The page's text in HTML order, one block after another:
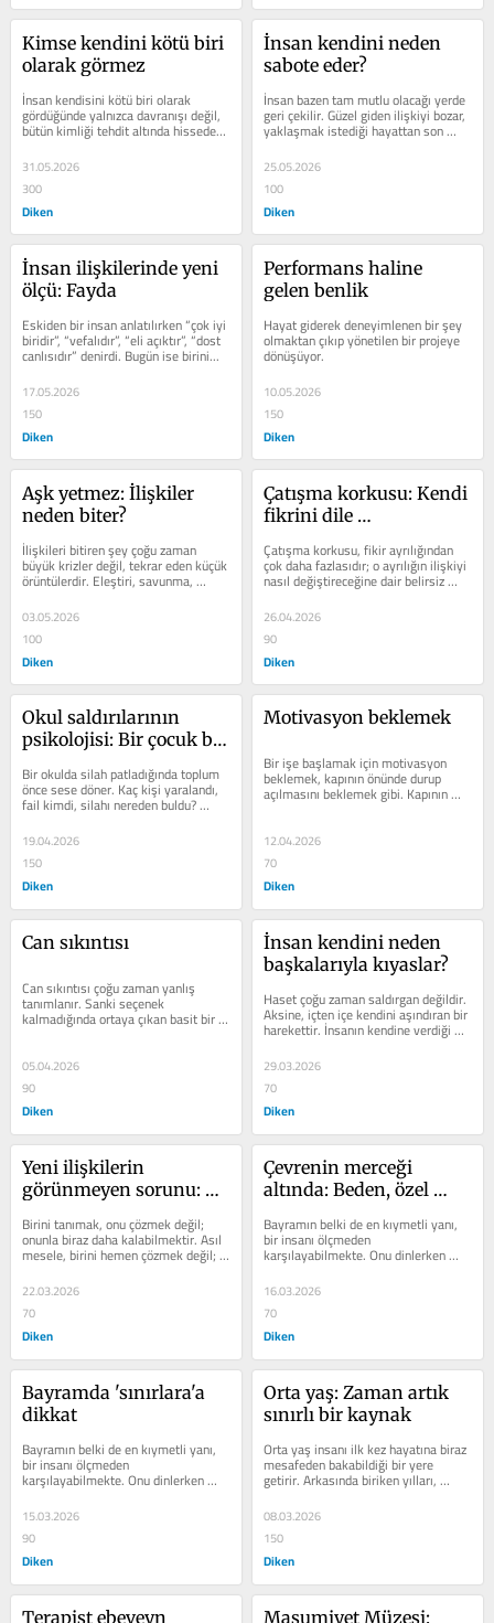
Kimse kendini kötü biri
olarak görmez
İnsan kendisini kötü biri olarak
gördüğünde yalnızca davranışı değil,
bütün kimliği tehdit altında hisseder.
Bu yüzden zihin...
31.05.2026
300
Diken
İnsan kendini neden
sabote eder?
İnsan bazen tam mutlu olacağı yerde
geri çekilir. Güzel giden ilişkiyi bozar,
yaklaşmak istediği hayattan son
anda uzaklaşır, uzun zamandır...
25.05.2026
100
Diken
İnsan ilişkilerinde yeni
ölçü: Fayda
Eskiden bir insan anlatılırken “çok iyi
biridir”, “vefalıdır”, “eli açıktır”, “dost
canlısıdır” denirdi. Bugün ise birini...
17.05.2026
150
Diken
Performans haline
gelen benlik
Hayat giderek deneyimlenen bir şey
olmaktan çıkıp yönetilen bir projeye
dönüşüyor.
10.05.2026
150
Diken
Aşk yetmez: İlişkiler
neden biter?
İlişkileri bitiren şey çoğu zaman
büyük krizler değil, tekrar eden küçük
örüntülerdir. Eleştiri, savunma,
küçümseme ve duvar...
03.05.2026
100
Diken
Çatışma korkusu: Kendi
fikrini dile
Çatışma korkusu, fikir ayrılığından
çok daha fazlasıdır; o ayrılığın ilişkiyi
nasıl değiştireceğine dair belirsiz
ama yoğun bir beklentidir.
26.04.2026
90
Diken
Okul saldırılarının
psikolojisi: Bir çocuk bu
Bir okulda silah patladığında toplum
önce sese döner. Kaç kişi yaralandı,
fail kimdi, silahı nereden buldu?
Bunlar gerekli ama gecikmiş...
19.04.2026
150
Diken
Motivasyon beklemek
Bir işe başlamak için motivasyon
beklemek, kapının önünde durup
açılmasını beklemek gibi. Kapının
kolu oradadır ama insan dokunmaz....
12.04.2026
70
Diken
Can sıkıntısı
Can sıkıntısı çoğu zaman yanlış
tanımlanır. Sanki seçenek
kalmadığında ortaya çıkan basit bir
boşluk haliymiş gibi düşünülür....
05.04.2026
90
Diken
İnsan kendini neden
başkalarıyla kıyaslar?
Haset çoğu zaman saldırgan değildir.
Aksine, içten içe kendini aşındıran bir
harekettir. İnsanın kendine verdiği
29.03.2026
70
Diken
Yeni ilişkilerin
görünmeyen sorunu:
Birini tanımak, onu çözmek değil;
onunla biraz daha kalabilmektir. Asıl
mesele, birini hemen çözmek değil;
tanımaya gerçekten bir şans
verebilmektir.
22.03.2026
70
Diken
Çevrenin merceği
altında: Beden, özel
sohbetleri
Bayramın belki de en kıymetli yanı,
bir insanı ölçmeden
karşılayabilmekte. Onu dinlerken
hayatının hesabını sormamakta.
Yanında otururken...
16.03.2026
70
Diken
Bayramda 'sınırlara'a
dikkat
Bayramın belki de en kıymetli yanı,
bir insanı ölçmeden
karşılayabilmekte. Onu dinlerken
hayatının hesabını sormamakta.
Yanında otururken...
15.03.2026
90
Diken
Orta yaş: Zaman artık
sınırlı bir kaynak
Orta yaş insanı ilk kez hayatına biraz
mesafeden bakabildiği bir yere
getirir. Arkasında biriken yılları,
önünde ise artık sonsuz...
08.03.2026
150
Diken
Terapist ebeveyn Masumiyet Müzesi: